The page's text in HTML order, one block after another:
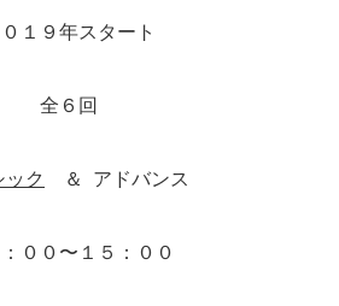
０１９年スタート
全６回
ック ＆ アドバンス
：００〜１５：００